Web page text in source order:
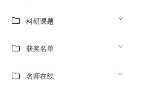
科研课题
获奖名单
名师在线